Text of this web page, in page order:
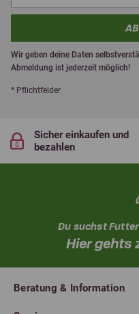
Wir geben deine Daten
Abmeldung ist jederzeit möglich!
* Pflichtfelder
Sicher einkaufen und
bezahlen
Du suchst
Hier gehts
Beratung & Information